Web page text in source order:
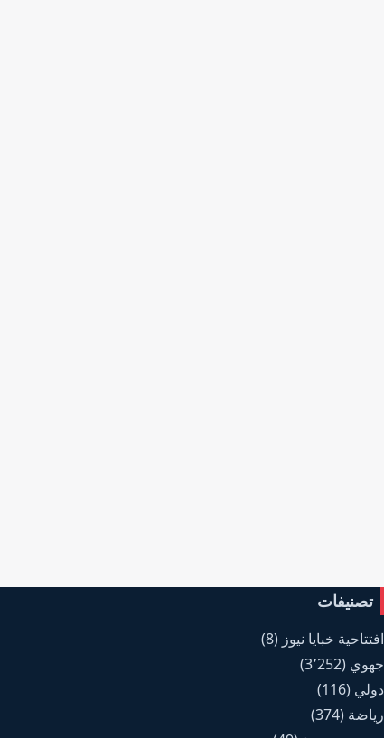
تصنيفات
افتتاحية خبايا نيوز (8)
جهوي (3٬252)
دولي (116)
رياضة (374)